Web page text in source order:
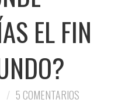
EL FIN
5 COMENTARIOS